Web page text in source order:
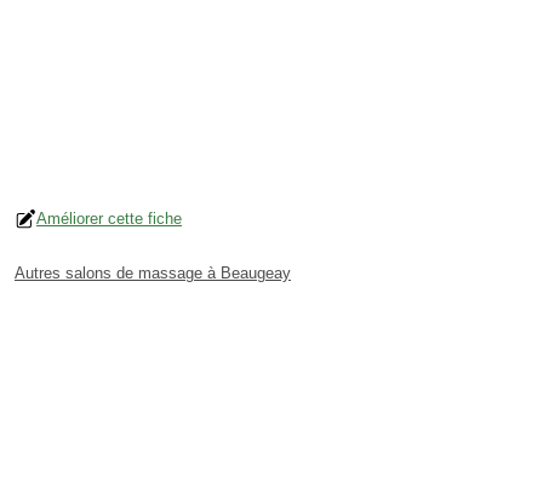
Améliorer cette fiche
Autres salons de massage à Beaugeay